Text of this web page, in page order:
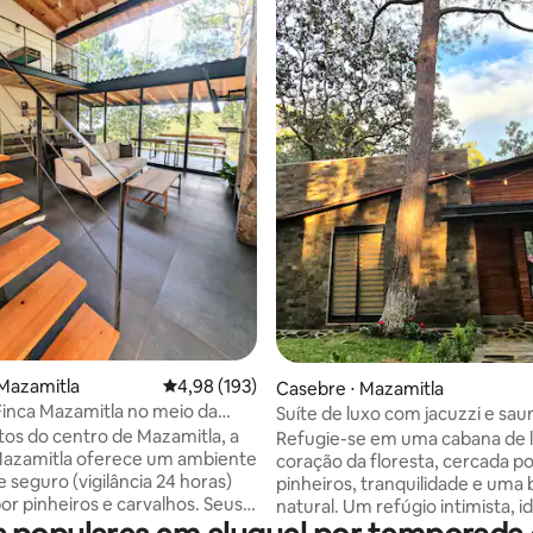
de 5, 103 avaliações
4,98 de uma avaliação média de 5, 193
4,98 (193)
Mazamitla no meio da
do centro de Mazamitla, a
oferece um ambiente
seguro (vigilância 24 horas)
pinheiros e carvalhos. Seus
e janelas amplas inundam o
Casebre ⋅ Mazamitla
Suíte de luxo com jacuzzi e
privativa
Refugie-se em uma cabana de
coração da floresta, cercada
pinheiros, tranquilidade e uma
natural. Um refúgio intimista,